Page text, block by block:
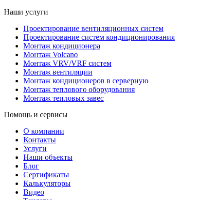
Наши услуги
Проектирование вентиляционных систем
Проектирование систем кондиционирования
Монтаж кондиционера
Монтаж Volcano
Монтаж VRV/VRF систем
Монтаж вентиляции
Монтаж кондиционеров в серверную
Монтаж теплового оборудования
Монтаж тепловых завес
Помощь и сервисы
О компании
Контакты
Услуги
Наши объекты
Блог
Сертификаты
Калькуляторы
Видео